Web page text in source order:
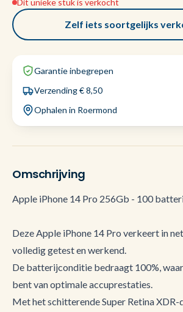
Dit unieke stuk is verkocht
Zelf iets soortgelijks
Garantie inbegrepen
Verzending € 8,50
Ophalen in Roermond
Omschrijving
Apple iPhone 14 Pro 256Gb - 100
Deze Apple iPhone 14 Pro verkeert in
volledig getest en werkend.
De batterijconditie bedraagt 100%,
bent van optimale accuprestaties.
Met het schitterende Super Retina XDR-